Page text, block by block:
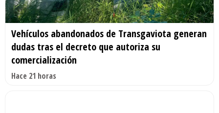
Vehículos abandonados de Transgaviota generan
dudas tras el decreto que autoriza su
comercialización
Hace 21 horas